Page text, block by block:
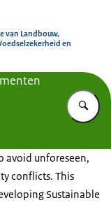
van Landbouw,
en
avoid unforeseen,
conflicts. This
Sustainable